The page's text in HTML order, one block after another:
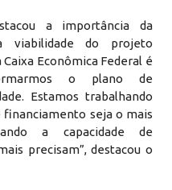
a importância da
viabilidade do projeto
Econômica Federal é
o plano de
Estamos trabalhando
seja o mais
a capacidade de
precisam”, destacou o